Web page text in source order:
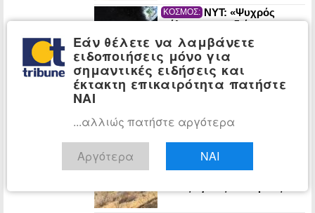
ΚΟΣΜΟΣ: NYT: «Ψυχρός
πόλεμος» στο διάστημα –
Μάχες για βάσεις και
φυσικούς πόρους στη
Σελήνη
ΚΟΣΜΟΣ: Ομάν: «Θετικές» οι
συνομιλίες με το Ιράν για τα
Λυκαβηττός:
57χρονη γυναίκα βρέθηκε
Εάν θέλετε να λαμβάνετε
ειδοποιήσεις μόνο για
σημαντικές ειδήσεις και
έκτακτη επικαιρότητα πατήστε
ΝΑΙ
...αλλιώς πατήστε αργότερα
Αργότερα ΝΑΙ